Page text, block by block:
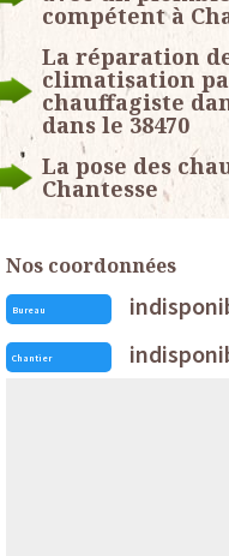
compétent à
La réparation
climatisation
chauffagiste
dans le 38470
La pose des
Chantesse
Nos coordonnées
Bureau
Chantier